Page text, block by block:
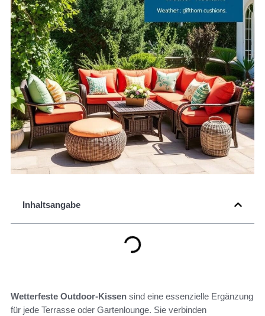
Inhaltsangabe
Wetterfeste Outdoor-Kissen sind eine essenzielle Ergänzung
für jede Terrasse oder Gartenlounge. Sie verbinden